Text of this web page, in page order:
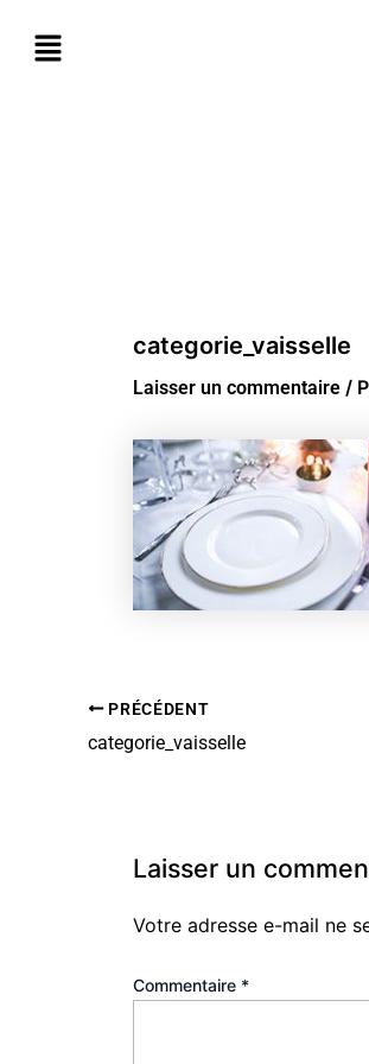
categorie_vaisselle
Laisser un commentaire /
PRÉCÉDENT
categorie_vaisselle
Laisser un
Votre adresse e-mail ne
Commentaire *